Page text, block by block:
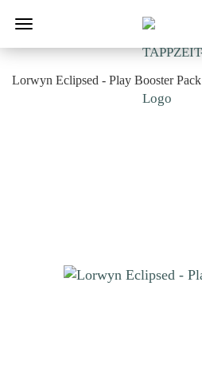
Lorwyn Eclipsed - Play Booster Pack